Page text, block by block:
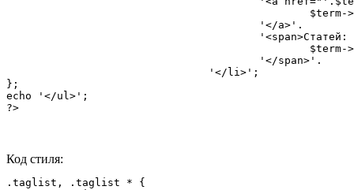
};
echo '</ul>';
?>
Код стиля:
.taglist, .taglist * {